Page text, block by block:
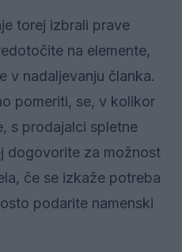
torej izbrali prave
na elemente,
v nadaljevanju članka.
pomeriti, se, v kolikor
s prodajalci spletne
dogovorite za možnost
če se izkaže potreba
podarite namenski